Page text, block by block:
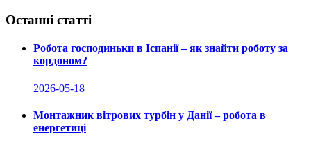
Останні статті
Робота господиньки в Іспанії – як знайти роботу за
кордоном?
2026-05-18
Монтажник вітрових турбін у Данії – робота в
енергетиці